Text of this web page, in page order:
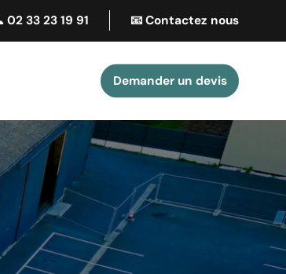
02 33 23 19 91 📧 Contactez nous
Demander un devis